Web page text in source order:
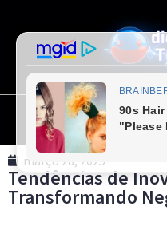
março 28, 2025
Tendências de
Transformando